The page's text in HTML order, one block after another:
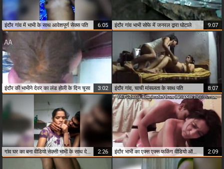
इंदौर गांव में भाभी के साथ आवेशपूर्ण सेक्स पति 6:05 इंदौर गांव भाभी सोफे में जनरल द्वारा घोटाले 9:07
इंदौर की भाभीने देवर का लंड होली के दिन चूसा 3:02 इंदौर गांव, चाची मांसलता के साथ पति 8:07
2:26 2:09